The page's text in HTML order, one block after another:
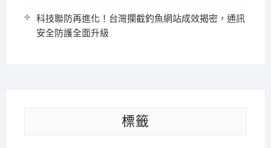
科技聯防再進化！台灣攔截釣魚網站成效揭密，通訊
安全防護全面升級
標籤